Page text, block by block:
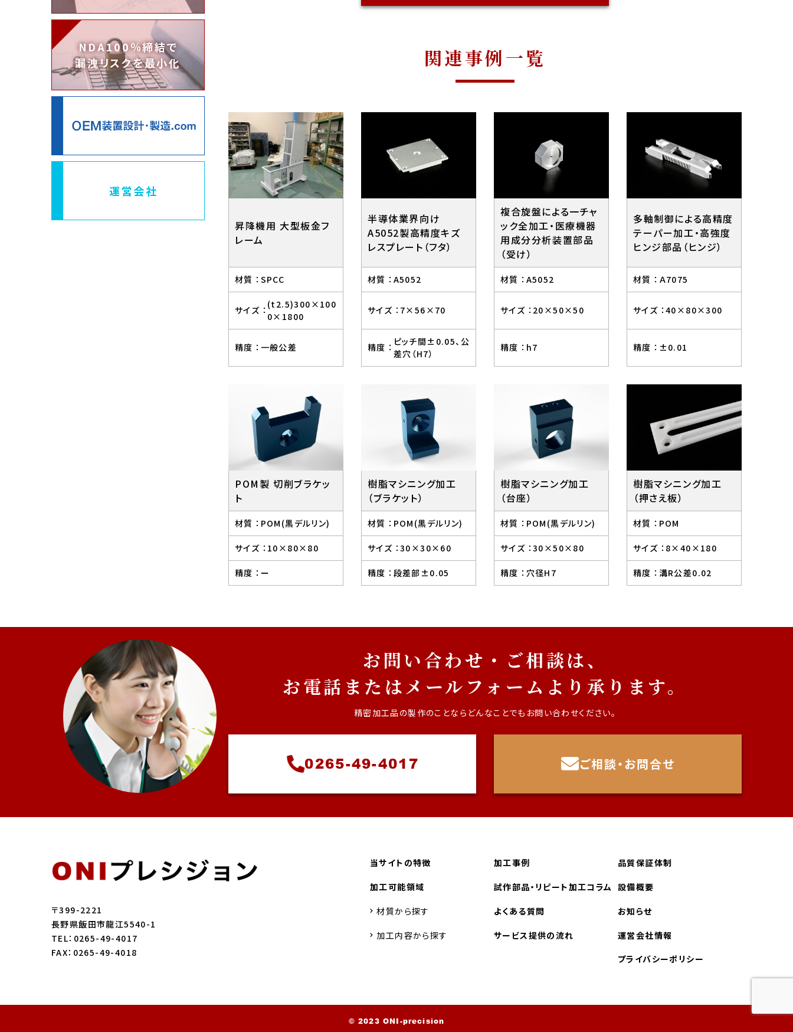
関連事例一覧
昇降機用 大型板金フ
レーム
材質 ： SPCC
サイズ ：
(t2.5)300×100
0×1800
精度 ： 一般公差
半導体業界向け
A5052製高精度キズ
レスプレート（フタ）
材質 ： A5052
サイズ ： 7×56×70
精度 ：
ピッチ間±0.05、公
差穴（H7）
複合旋盤による一チャ
ック全加工・医療機器
用成分分析装置部品
（受け）
材質 ： A5052
サイズ ： 20×50×50
精度 ： h7
多軸制御による高精度
テーパー加工・高強度
ヒンジ部品（ヒンジ）
材質 ： Ａ7075
サイズ ： 40×80×300
精度 ： ±0.01
POM製 切削ブラケッ
ト
材質 ： POM(黒デルリン)
サイズ ： 10×80×80
精度 ： ー
樹脂マシニング加工
（ブラケット）
材質 ： POM(黒デルリン)
サイズ ： 30×30×60
精度 ： 段差部±0.05
樹脂マシニング加工
（台座）
材質 ： POM(黒デルリン)
サイズ ： 30×50×80
精度 ： 穴径H7
樹脂マシニング加工
（押さえ板）
材質 ： POM
サイズ ： 8×40×180
精度 ： 溝R公差0.02
NDA100％締結で
漏洩リスクを最小化
運営会社
お問い合わせ・ご相談は、
お電話またはメールフォーム より承ります。
精密加工品の製作のことなら どんなことでも お問い合わせください。
0265-49-4017 ご相談・お問合せ
〒399-2221
長野県飯田市龍江5540-1
TEL：0265-49-4017
FAX：0265-49-4018
当サイトの特徴
加工可能領域
材質から探す
加工内容から探す
加工事例
試作部品・ リピート加工コラム
よくある質問
サービス提供の流れ
品質保証体制
設備概要
お知らせ
運営会社情報
プライバシーポリシー
© 2023 ONI-precision